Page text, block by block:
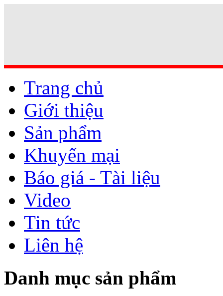
Trang chủ
Giới thiệu
Sản phẩm
Khuyến mại
Báo giá - Tài liệu
Video
Tin tức
Liên hệ
Danh mục sản phẩm